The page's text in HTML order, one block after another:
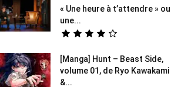
« Une heure à t’attendre » ou
une...
[Manga] Hunt – Beast Side,
volume 01, de Ryo Kawakami
&...